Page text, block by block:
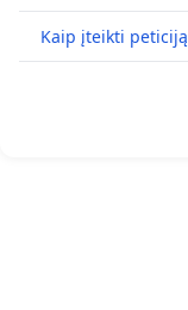
Kaip įteikti peticiją